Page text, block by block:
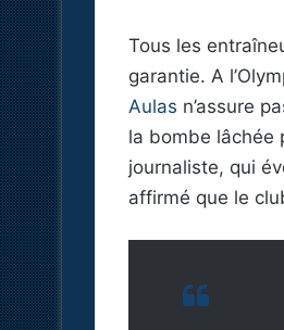
Tous les
garantie. A
Aulas n’assure
la bombe lâchée
journaliste, qui
affirmé que le